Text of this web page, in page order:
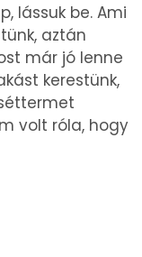
lássuk be. Ami
aztán
már jó lenne
kerestünk,
volt róla, hogy